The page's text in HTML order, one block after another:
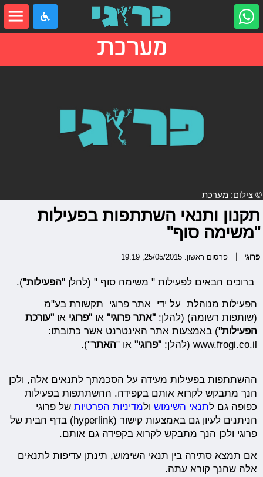
מערכת
© צילום: מערכת
תקנון ותנאי השתתפות בפעילות
"משימה סוף"
פרוגי פרסום ראשון: 25/05/2015, 19:19
ברוכים הבאים לפעילות " משימה סוף " (להלן"הפעילות").
הפעילות מנוהלת על ידי אתר פרוגי תקשורת בע"מ
(שותפות רשומה) (להלן:"אתר פרוגי"או "פרוגיאו "עורכת
הפעילות") באמצעות אתר האינטרנט אשר כתובתו:
www.frogi.co.il (להלן:
"פרוגי" או "האתר").
ההשתתפות בפעילות מעידה על הסכמתך לתנאים אלה, ולכן
הנך מתבקש לקרוא אותם בקפידה. ההשתתפות בפעילות
כפופה גם לתנאי השימוש ולמדיניות הפרטיות של פרוגי
הניתנים לעיון גם באמצעות קישור (hyperlink) בדף הבית של
פרוגי ולכן הנך מתבקש לקרוא בקפידה גם אותם.
אם תמצא סתירה בין תנאי השימוש, תינתן עדיפות לתנאים
אלה שהנך קורא עתה.